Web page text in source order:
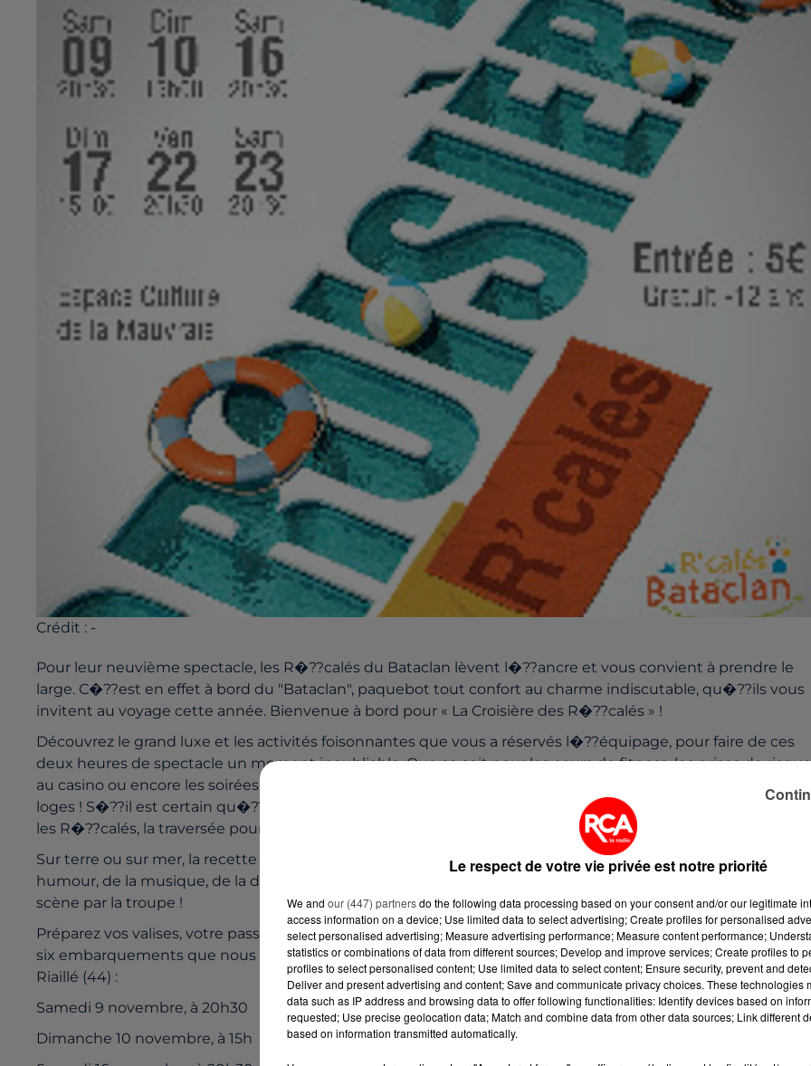
Crédit : -
Pour leur neuvième spectacle, les R�??calés du Bataclan lèvent l�??ancre et vous convient à prendre le
large. C�??est en effet à bord du "Bataclan", paquebot tout confort au charme indiscutable, qu�??ils vous
invitent au voyage cette année. Bienvenue à bord pour « La Croisière des R�??calés » !
Découvrez le grand luxe et les activités foisonnantes que vous a réservés l�??équipage, pour faire de ces
deux heures de spectacle un moment inoubliable. Que ce soit pour les cours de fitness, les prises de
au casino ou encore les soirées de gala : bien calés dans votre fauteuil, vous serez toujours aux premières
loges ! S�??il est certain qu�??aucun iceberg ne se présentera devant vous, n�??oubliez pas qu�??avec
les R�??calés, la traversée pourra aussi parfois s�??avérer tumultueuse...
Sur terre ou sur mer, la recette des Variétés ne change pas. Au programme : toujours beaucoup d�??
humour, de la musique, de la danse, du visuel et plus encore dans un spectacle intégralement écrit et mis
scène par la troupe !
Préparez vos valises, votre passeport et réservez dès maintenant vos billets pour l�??un (ou plusieurs) des
six embarquements que nous vous proposons. Rendez-vous donc à l�??Espace Culturel de la Mauvraie, à
Riaillé (44) :
Samedi 9 novembre, à 20h30
Dimanche 10 novembre, à 15h
Le respect de votre vie privée est notre priorité
We and our (447) partnersdo the following data processing based on your consent and/or our legitimate
access information on a device; Use limited data to select advertising; Create profiles for personalised
select personalised advertising; Measure advertising performance; Measure content performance;
statistics or combinations of data from different sources; Develop and improve services; Create profiles to
profiles to select personalised content; Use limited data to select content; Ensure security, prevent and
Deliver and present advertising and content; Save and communicate privacy choices. These technologies
data such as IP address and browsing data to offer following functionalities: Identify devices based on
requested; Use precise geolocation data; Match and combine data from other data sources; Link different
based on information transmitted automatically.